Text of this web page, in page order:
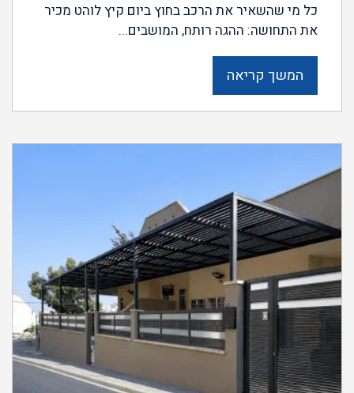
כל מי שהשאיר את הרכב בחוץ ביום קיץ לוהט מכיר
את התחושה: ההגה רותח, המושבים...
המשך קריאה